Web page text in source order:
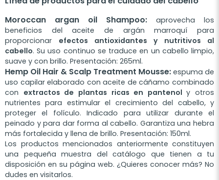
Moroccan argan oil Shampoo: aprovecha los
beneficios del aceite de argán marroquí para
proporcionar efectos antioxidantes y nutritivos al
cabello. Su uso continuo se traduce en un cabello limpio,
suave y con brillo. Presentación: 265ml.
Hemp Oil Hair & Scalp Treatment Mousse: espuma de
uso capilar elaborado con aceite de cáñamo combinado
con extractos de plantas ricas en pantenoly otros
nutrientes para estimular el crecimiento del cabello, y
proteger el folículo. Indicado para utilizar durante el
peinado y para dar forma al cabello. Garantiza una hebra
más fortalecida y llena de brillo. Presentación: 150ml.
Los productos mencionados anteriormente constituyen
una pequeña muestra del catálogo que tienen a tu
disposición en su página web. ¿Quieres conocer más? No
dudes en visitarlos.